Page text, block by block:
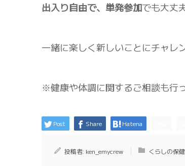
出入り自由で、単発参加でも大丈
一緒に楽しく新しいことにチャレ
※健康や体調に関するご相談も行
Post Share Hatena
投稿者: ken_emycrew くらしの保